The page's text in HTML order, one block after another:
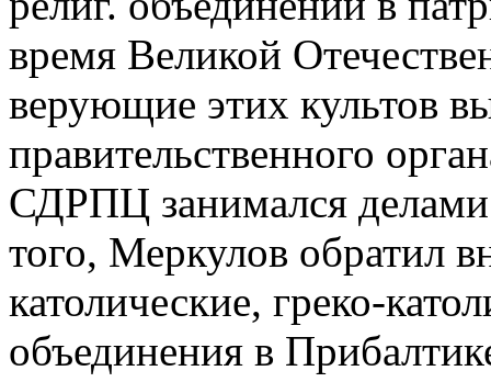
время Великой
верующие этих культов
правительственного
СДРПЦ занимался
того, Меркулов обратил
католические, греко-
объединения в